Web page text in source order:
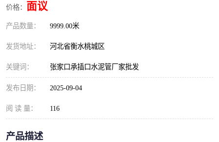
价格： 面议
产品数量： 9999.00米
发货地址： 河北省衡水桃城区
关键词： 张家口承插口水泥管厂家批发
发布日期： 2025-09-04
阅 读 量： 116
产品描述